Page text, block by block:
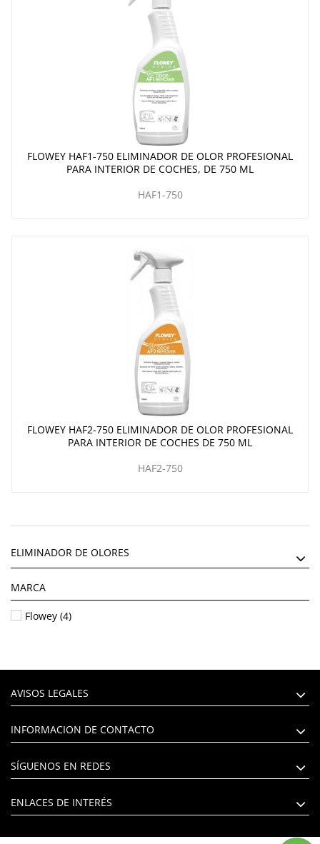
FLOWEY HAF1-750 ELIMINADOR DE OLOR PROFESIONAL
PARA INTERIOR DE COCHES, DE 750 ML
HAF1-750
FLOWEY HAF2-750 ELIMINADOR DE OLOR PROFESIONAL
PARA INTERIOR DE COCHES DE 750 ML
HAF2-750
ELIMINADOR DE OLORES
MARCA
Flowey (4)
AVISOS LEGALES
INFORMACION DE CONTACTO
SÍGUENOS EN REDES
ENLACES DE INTERÉS